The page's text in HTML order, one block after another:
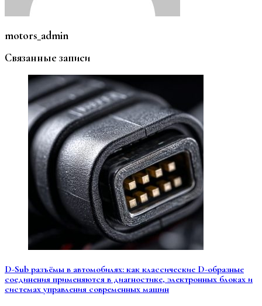
motors_admin
Связанные записи
D-Sub разъёмы в автомобилях: как классические D-образные
соединения применяются в диагностике, электронных блоках и
системах управления современных машин